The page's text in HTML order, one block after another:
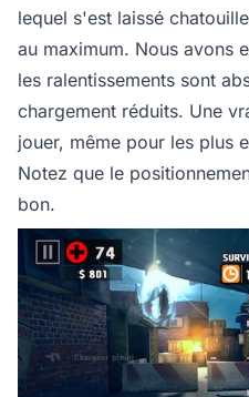
lequel s'est laissé
au maximum. Nous avons
les ralentissements sont
chargement réduits. Une
jouer, même pour les plus
Notez que le
bon.